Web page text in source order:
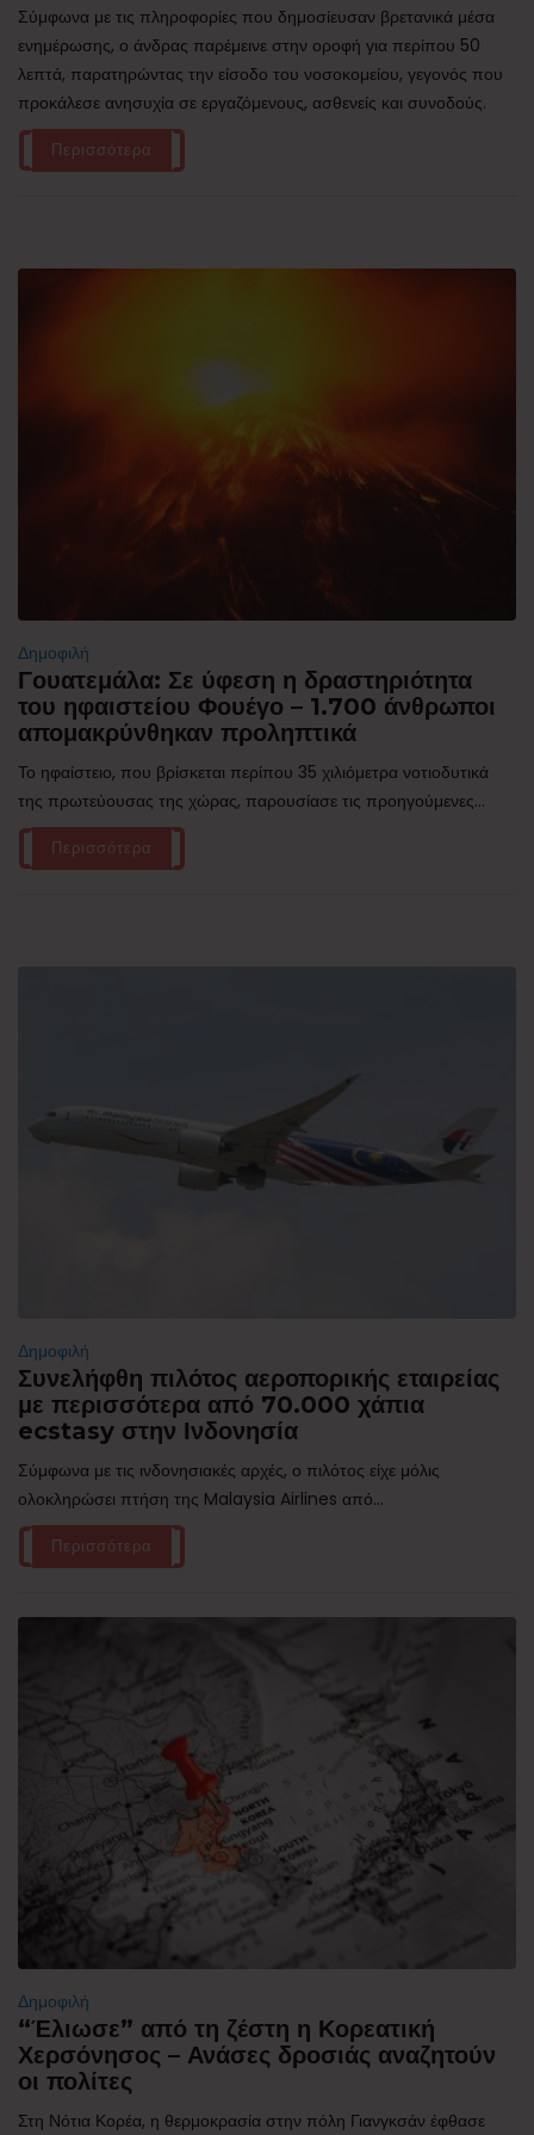
Σύμφωνα με τις πληροφορίες που δημοσίευσαν βρετανικά μέσα
ενημέρωσης, ο άνδρας παρέμεινε στην οροφή για περίπου 50
λεπτά, παρατηρώντας την είσοδο του νοσοκομείου, γεγονός που
προκάλεσε ανησυχία σε εργαζόμενους, ασθενείς και συνοδούς.
Περισσότερα
Δημοφιλή
Γουατεμάλα: Σε ύφεση η δραστηριότητα
του ηφαιστείου Φουέγο – 1.700 άνθρωποι
απομακρύνθηκαν προληπτικά
Το ηφαίστειο, που βρίσκεται περίπου 35 χιλιόμετρα νοτιοδυτικά
της πρωτεύουσας της χώρας, παρουσίασε τις προηγούμενες...
Περισσότερα
Δημοφιλή
Συνελήφθη πιλότος αεροπορικής εταιρείας
με περισσότερα από 70.000 χάπια
ecstasy στην Ινδονησία
Σύμφωνα με τις ινδονησιακές αρχές, ο πιλότος είχε μόλις
ολοκληρώσει πτήση της Malaysia Airlines από...
Περισσότερα
Δημοφιλή
“Έλιωσε” από τη ζέστη η Κορεατική
Χερσόνησος – Ανάσες δροσιάς αναζητούν
οι πολίτες
Στη Νότια Κορέα, η θερμοκρασία στην πόλη Γιανγκσάν έφθασε